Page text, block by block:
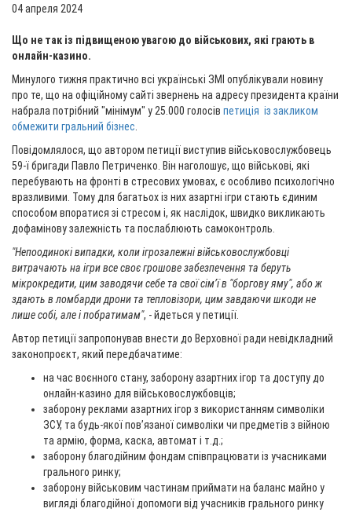
04 апреля 2024
Що не так із підвищеною увагою до військових, які грають в
онлайн-казино.
Минулого тижня практично всі українські ЗМІ опублікували новину
про те, що на офіційному сайті звернень на адресу президента країни
набрала потрібний "мінімум" у 25.000 голосів петиція із закликом
обмежити гральний бізнес
Повідомлялося, що автором петиції виступив військовослужбовець
59-ї бригади Павло Петриченко. Він наголошує, що військові, які
перебувають на фронті в стресових умовах, є особливо психологічно
вразливими. Тому для багатьох із них азартні ігри стають єдиним
способом впоратися зі стресом і, як наслідок, швидко викликають
дофамінову залежність та послаблюють самоконтроль.
"Непоодинокі випадки, коли ігрозалежні військовослужбовці
витрачають на ігри все своє грошове забезпечення та беруть
мікрокредити, цим заводячи себе та свої сім’ї в "боргову яму", або ж
здають в ломбарди дрони та тепловізори, цим завдаючи шкоди не
лише собі, але і побратимам", - йдеться у петиції.
Автор петиції запропонував внести до Верховної ради невідкладний
законопроєкт, який передбачатиме:
на час воєнного стану, заборону азартних ігор та доступу до
онлайн-казино для військовослужбовців;
заборону реклами азартних ігор з використанням символіки
ЗСУ, та будь-якої повʼязаної символіки чи предметів з війною
та армію, форма, каска, автомат і т.д.;
заборону благодійним фондам співпрацювати із учасниками
грального ринку;
заборону військовим частинам приймати на баланс майно у
вигляді благодійної допомоги від учасників грального ринку